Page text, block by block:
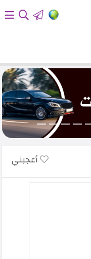
أعجبني